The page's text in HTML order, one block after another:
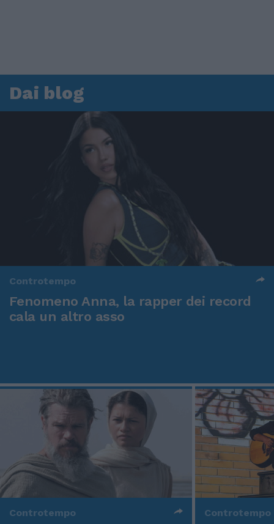
Dai blog
Controtempo
Fenomeno Anna, la rapper dei record
cala un altro asso
Controtempo Controtempo